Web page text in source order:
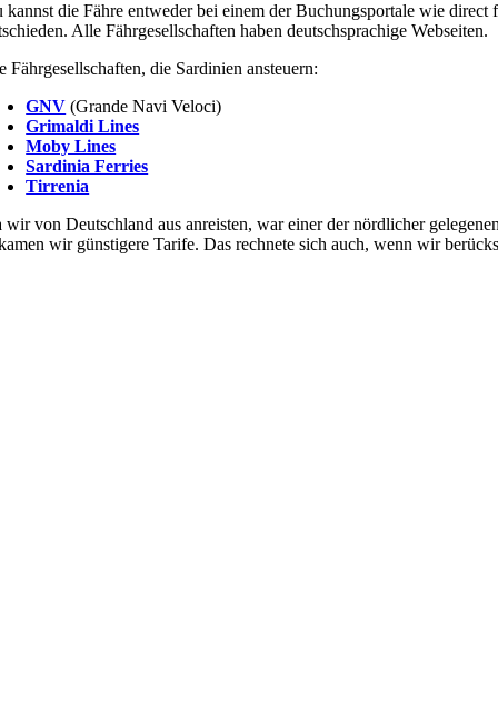
kannst die Fähre entweder bei einem der Buchungsportale wie
Alle Fährgesellschaften haben deutschsprachige Webseiten.
Fährgesellschaften, die Sardinien ansteuern:
GNV (Grande Navi Veloci)
Grimaldi Lines
Moby Lines
Sardinia Ferries
Tirrenia
wir von Deutschland aus anreisten, war einer der nördlicher
wir günstigere Tarife. Das rechnete sich auch, wenn wir